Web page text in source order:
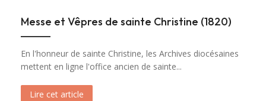
Messe et Vêpres de sainte Christine (1820)
En l'honneur de sainte Christine, les Archives diocésaines
mettent en ligne l'office ancien de sainte...
Lire cet article